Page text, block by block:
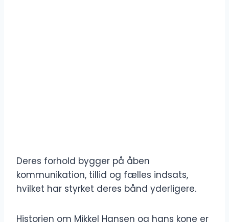
Deres forhold bygger på åben
kommunikation, tillid og fælles indsats,
hvilket har styrket deres bånd yderligere.
Historien om Mikkel Hansen og hans kone er